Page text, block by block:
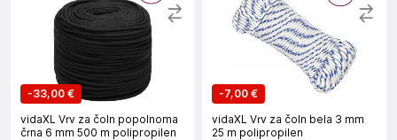
-33,00 €
vidaXL Vrv za čoln popolnoma
črna 6 mm 500 m polipropilen
-7,00 €
vidaXL Vrv za čoln bela 3 mm
25 m polipropilen